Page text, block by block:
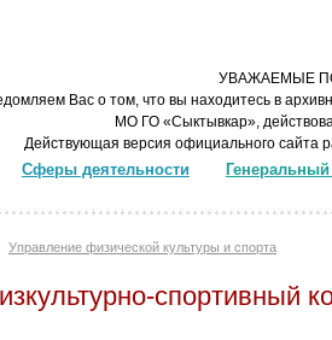
УВАЖАЕМЫЕ
Вас о том, что вы находитесь в
МО ГО «Сыктывкар»,
Действующая версия официального сайта
Сферы деятельности
Управление физической культуры и спорта
спортивный